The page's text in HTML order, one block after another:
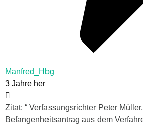
Manfred_Hbg
3 Jahre her
Zitat: “ Verfassungsrichter Peter
Befangenheitsantrag aus dem